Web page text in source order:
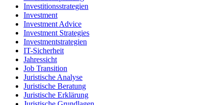
Investitionsstrategien
Investment
Investment Advice
Investment Strategies
Investmentstrategien
IT-Sicherheit
Jahressicht
Job Transition
Juristische Analyse
Juristische Beratung
Juristische Erklärung